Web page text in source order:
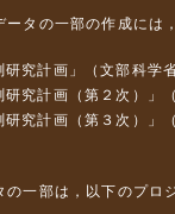
タの一部の作成には
研究計画」（文部科学
研究計画（第２次）」
研究計画（第３次）」
一部は，以下のプロ